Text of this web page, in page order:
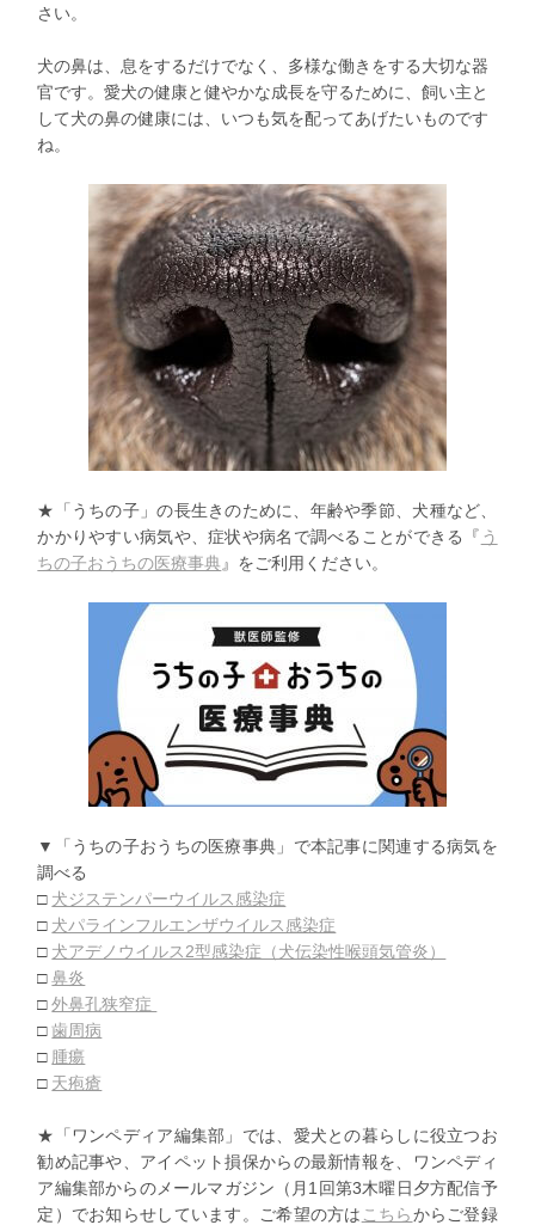
さい。
犬の鼻は、息をするだけでなく、多様な働きをする大切な器
官です。愛犬の健康と健やかな成長を守るために、飼い主と
して犬の鼻の健康には、いつも気を配ってあげたいものです
ね。
★「うちの子」の長生きのために、年齢や季節、犬種など、
かかりやすい病気や、症状や病名で調べることができる『 う
ちの子おうちの医療事典 』をご利用ください。
▼「うちの子おうちの医療事典」で本記事に関連する病気を
調べる
□ 犬ジステンパーウイルス感染症
□ 犬パラインフルエンザウイルス感染症
□ 犬アデノウイルス2型感染症（犬伝染性喉頭気管炎）
□鼻炎
□外鼻孔狭窄症
□歯周病
□ 腫瘍
□ 天疱瘡
★「ワンペディア編集部」では、愛犬との暮らしに役立つお
勧め記事や、アイペット損保からの最新情報を、ワンペディ
ア編集部からのメールマガジン（月1回第3木曜日夕方配信予
定）でお知らせしています。ご希望の方は こちらからご登録